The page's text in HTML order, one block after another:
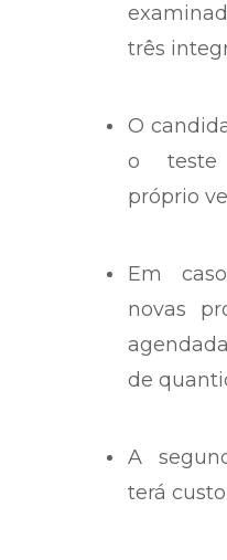
três
O
o teste
próprio
Em
novas
de
A
terá